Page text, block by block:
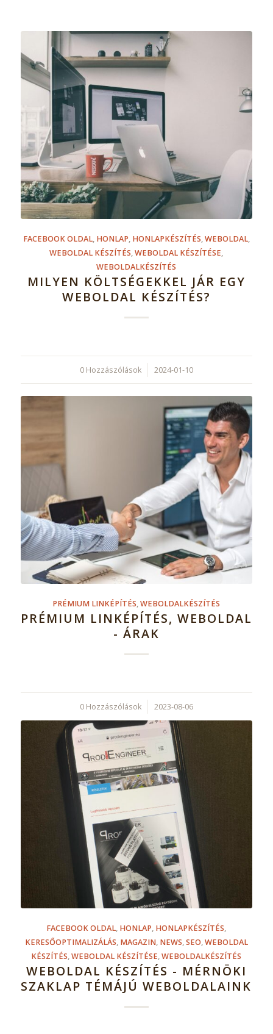
FACEBOOK OLDAL, HONLAP, HONLAPKÉSZÍTÉS,WEBOLDAL,
WEBOLDAL KÉSZÍTÉS,WEBOLDAL KÉSZÍTÉSE,
WEBOLDALKÉSZÍTÉS
MILYEN KÖLTSÉGEKKEL JÁR EGY
WEBOLDAL KÉSZÍTÉS?
0 Hozzászólások
/ 2024-01-10
PRÉMIUM LINKÉPÍTÉS,WEBOLDALKÉSZÍTÉS
PRÉMIUM LINKÉPÍTÉS, WEBOLDAL
- ÁRAK
0 Hozzászólások
/ 2023-08-06
FACEBOOK OLDAL, HONLAP, HONLAPKÉSZÍTÉS,
KERESŐOPTIMALIZÁLÁS, MAGAZIN, NEWS,SEO,WEBOLDAL
KÉSZÍTÉS,WEBOLDAL KÉSZÍTÉSE,WEBOLDALKÉSZÍTÉS
WEBOLDAL KÉSZÍTÉS - MÉRNÖKI
SZAKLAP TÉMÁJÚ WEBOLDALAINK